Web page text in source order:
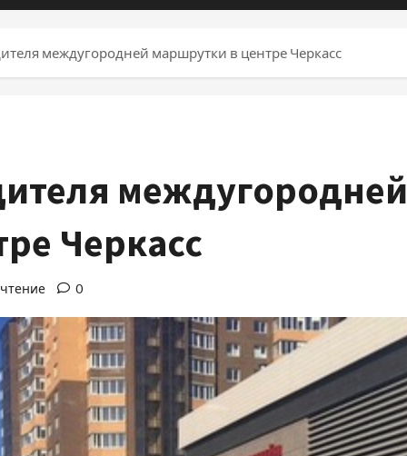
междугородней маршрутки в центре Черкасс
междугородней
Черкасс
0